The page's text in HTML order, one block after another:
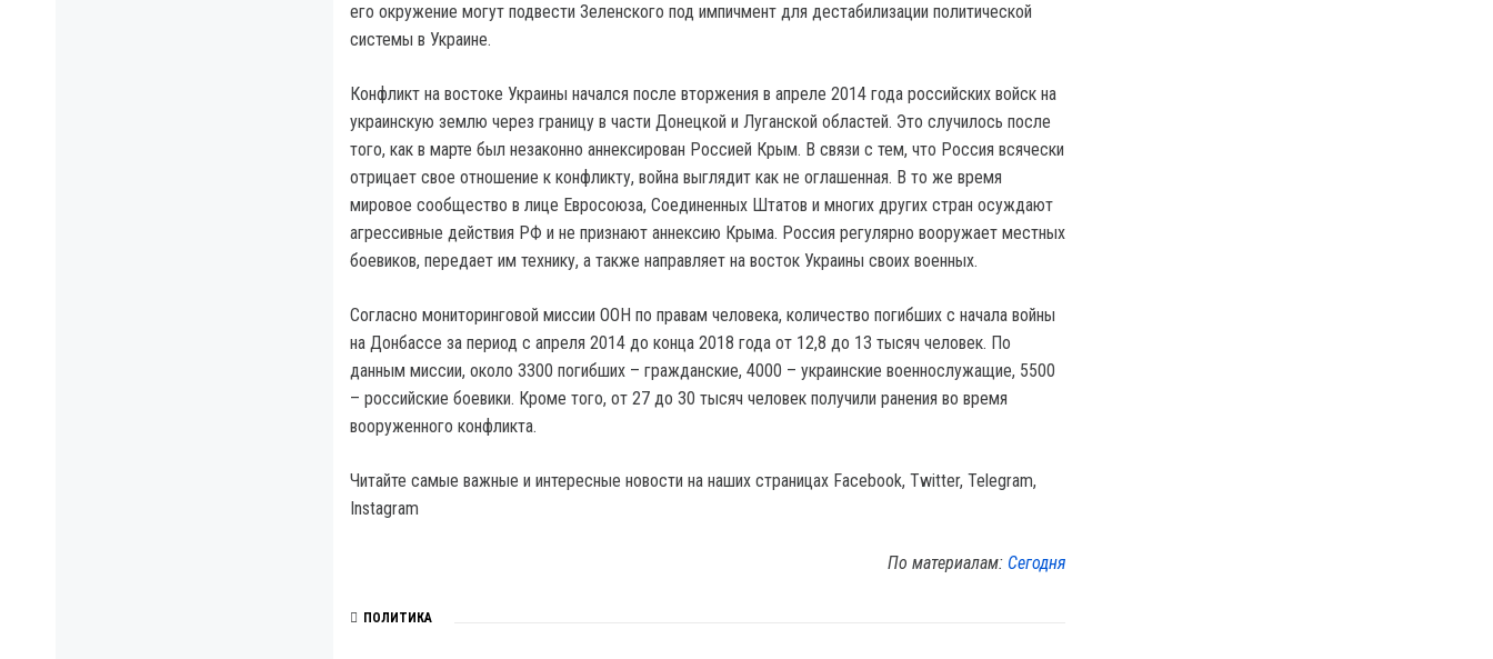
его окружение могут подвести Зеленского под импичмент для дестабилизации политической
системы в Украине.
Конфликт на востоке Украины начался после вторжения в апреле 2014 года российских войск на
украинскую землю через границу в части Донецкой и Луганской областей. Это случилось после
того, как в марте был незаконно аннексирован Россией Крым. В связи с тем, что Россия всячески
отрицает свое отношение к конфликту, война выглядит как не оглашенная. В то же время
мировое сообщество в лице Евросоюза, Соединенных Штатов и многих других стран осуждают
агрессивные действия РФ и не признают аннексию Крыма. Россия регулярно вооружает местных
боевиков, передает им технику, а также направляет на восток Украины своих военных.
Согласно мониторинговой миссии ООН по правам человека, количество погибших с начала войны
на Донбассе за период с апреля 2014 до конца 2018 года от 12,8 до 13 тысяч человек. По
данным миссии, около 3300 погибших – гражданские, 4000 – украинские военнослужащие, 5500
– российские боевики. Кроме того, от 27 до 30 тысяч человек получили ранения во время
вооруженного конфликта.
Читайте самые важные и интересные новости на наших страницах Facebook, Twitter, Telegram,
Instagram
По материалам: Сегодня
ПОЛИТИКА